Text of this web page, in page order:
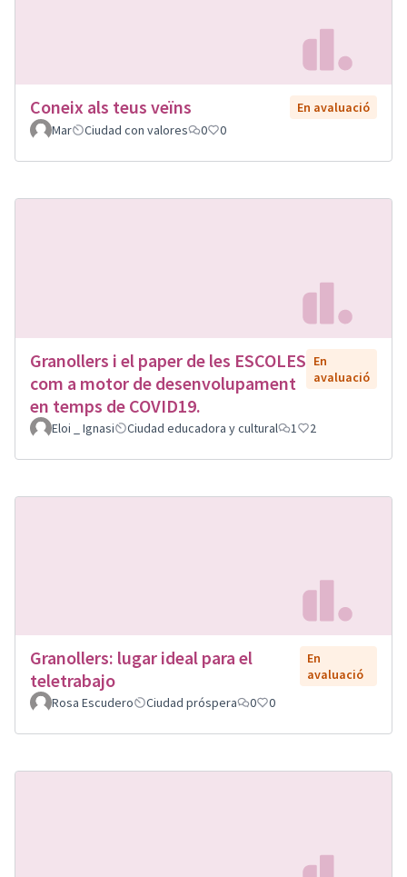
Coneix als teus veïns
En avaluació
Mar
Ciudad con valores 0 0
Granollers i el paper de les ESCOLES
com a motor de desenvolupament
en temps de COVID19.
En
avaluació
Eloi _ Ignasi Ciudad educadora y cultural 1 2
Granollers: lugar ideal para el
teletrabajo
En
avaluació
Rosa Escudero
Ciudad próspera 0 0